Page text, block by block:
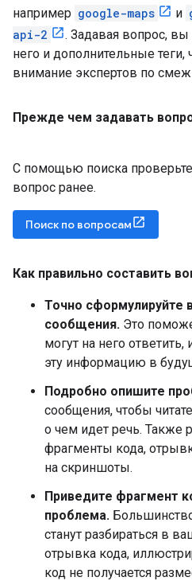
например google-maps и
api-2
. Задавая вопрос,
него и дополнительные теги,
внимание экспертов по
Прежде чем задавать
С помощью поиска
вопрос ранее.
Поиск по вопросам
Как правильно составить
Точно сформулируйте
сообщения. Это
могут на него ответить,
эту информацию в
Подробно опишите
сообщения, чтобы
о чем идет речь. Также
фрагменты кода,
на скриншоты.
Приведите фрагмент
проблема.
станут разбираться в
отрывка кода,
код не получается